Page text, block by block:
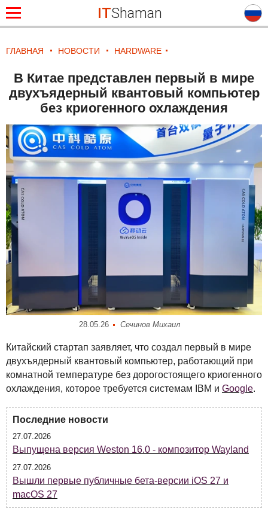
ITShaman
ГЛАВНАЯ НОВОСТИ HARDWARE
В Китае представлен первый в мире
двухъядерный квантовый компьютер
без криогенного охлаждения
28.05.26 Сечинов Михаил
Китайский стартап заявляет, что создал первый в мире
двухъядерный квантовый компьютер, работающий при
комнатной температуре без дорогостоящего криогенного
охлаждения, которое требуется системам
IBM и Google.
Последние новости
27.07.2026
Выпущена версия Weston 16.0 - композитор Wayland
27.07.2026
Вышли первые публичные бета-версии iOS 27 и
macOS 27